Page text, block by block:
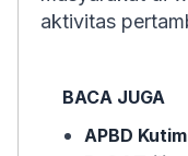
aktivitas
BACA JUGA
APBD